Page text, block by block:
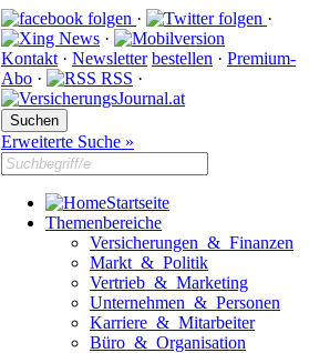
·
·
·
Kontakt · Newsletter bestellen · Premium-
Abo · RSS ·
Erweiterte Suche »
Startseite
Themenbereiche
Versicherungen & Finanzen
Markt & Politik
Vertrieb & Marketing
Unternehmen & Personen
Karriere & Mitarbeiter
Büro & Organisation